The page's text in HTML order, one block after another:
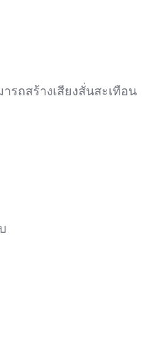
ถสร้างเสียงสั่นสะเทือน